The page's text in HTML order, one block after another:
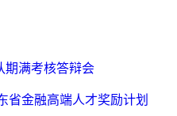
期满考核答辩会
省金融高端人才奖励计划